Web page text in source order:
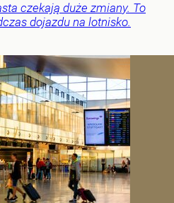
czekają duże zmiany. To
dojazdu na lotnisko.